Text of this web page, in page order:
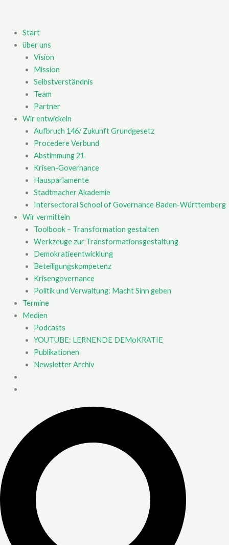
Start
über uns
Vision
Mission
Selbstverständnis
Team
Partner
Wir entwickeln
Aufbruch 146/ Zukunft Grundgesetz
Procedere Verbund
Abstimmung 21
Krisen-Governance
Hausparlamente
Stadtmacher Akademie
Intersectoral School of Governance Baden-Württemberg
Wir vermitteln
Toolbook – Transformation gestalten
Werkzeuge zur Transformationsgestaltung
Demokratieentwicklung
Beteiligungskompetenz
Krisengovernance
Politik und Verwaltung: Macht Sinn geben
Termine
Medien
Podcasts
YOUTUBE: LERNENDE DEMoKRATIE
Publikationen
Newsletter Archiv